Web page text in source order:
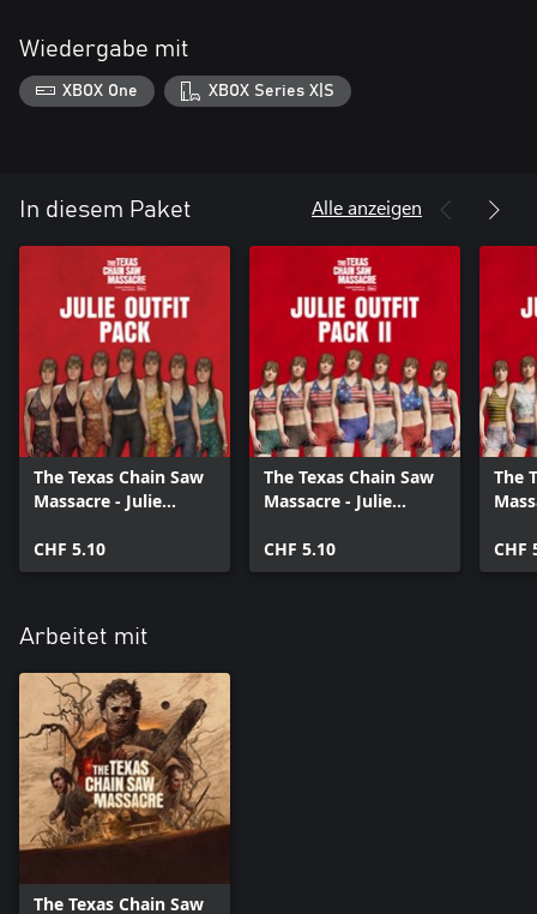
Wiedergabe mit
XBOX One XBOX Series X|S
In diesem Paket Alle anzeigen
The Texas Chain Saw
Massacre - Julie
CHF 5.10
The Texas Chain Saw
Massacre - Julie
CHF 5.10
The
CHF
Arbeitet mit
The Texas Chain Saw